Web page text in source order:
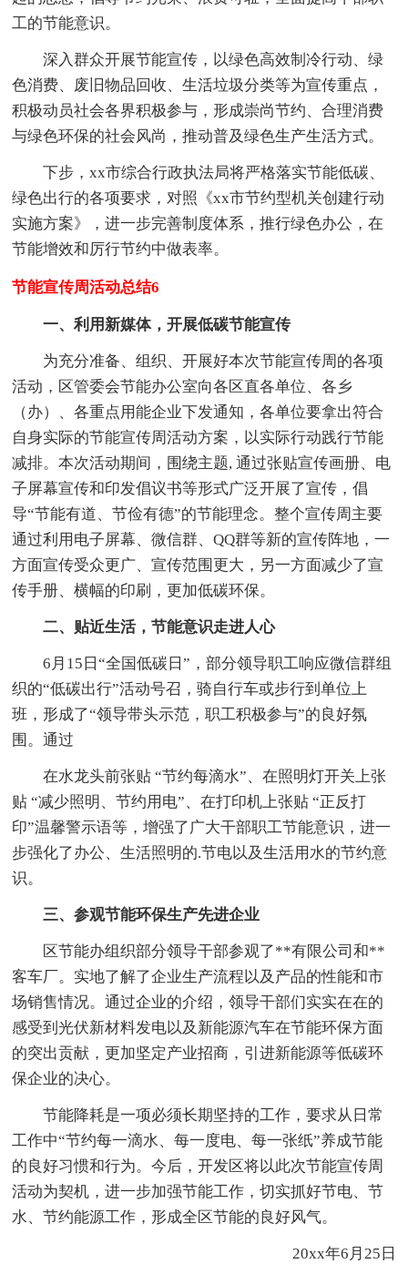
工的节能意识。
深入群众开展节能宣传，以绿色高效制冷行动、绿
色消费、废旧物品回收、生活垃圾分类等为宣传重点，
积极动员社会各界积极参与，形成崇尚节约、合理消费
与绿色环保的社会风尚，推动普及绿色生产生活方式。
下步，xx市综合行政执法局将严格落实节能低碳、
绿色出行的各项要求，对照《xx市节约型机关创建行动
实施方案》，进一步完善制度体系，推行绿色办公，在
节能增效和厉行节约中做表率。
节能宣传周活动总结6
一、利用新媒体，开展低碳节能宣传
为充分准备、组织、开展好本次节能宣传周的各项
活动，区管委会节能办公室向各区直各单位、各乡
（办）、各重点用能企业下发通知，各单位要拿出符合
自身实际的节能宣传周活动方案，以实际行动践行节能
减排。本次活动期间，围绕主题, 通过张贴宣传画册、电
子屏幕宣传和印发倡议书等形式广泛开展了宣传，倡
导“节能有道、节俭有德”的节能理念。整个宣传周主要
通过利用电子屏幕、微信群、QQ群等新的宣传阵地，一
方面宣传受众更广、宣传范围更大，另一方面减少了宣
传手册、横幅的印刷，更加低碳环保。
二、贴近生活，节能意识走进人心
6月15日“全国低碳日”，部分领导职工响应微信群组
织的“低碳出行”活动号召，骑自行车或步行到单位上
班，形成了“领导带头示范，职工积极参与”的良好氛
围。通过
在水龙头前张贴 “节约每滴水”、在照明灯开关上张
贴 “减少照明、节约用电”、在打印机上张贴 “正反打
印”温馨警示语等，增强了广大干部职工节能意识，进一
步强化了办公、生活照明的.节电以及生活用水的节约意
识。
三、参观节能环保生产先进企业
区节能办组织部分领导干部参观了**有限公司和**
客车厂。实地了解了企业生产流程以及产品的性能和市
场销售情况。通过企业的介绍，领导干部们实实在在的
感受到光伏新材料发电以及新能源汽车在节能环保方面
的突出贡献，更加坚定产业招商，引进新能源等低碳环
保企业的决心。
节能降耗是一项必须长期坚持的工作，要求从日常
工作中“节约每一滴水、每一度电、每一张纸”养成节能
的良好习惯和行为。今后，开发区将以此次节能宣传周
活动为契机，进一步加强节能工作，切实抓好节电、节
水、节约能源工作，形成全区节能的良好风气。
20xx年6月25日